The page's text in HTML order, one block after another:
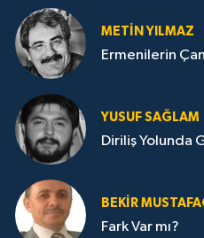
METIN YILMAZ
Ermenilerin
YUSUF SAĞLAM
Diriliş Yolunda
BEKIR
Fark Var mı?